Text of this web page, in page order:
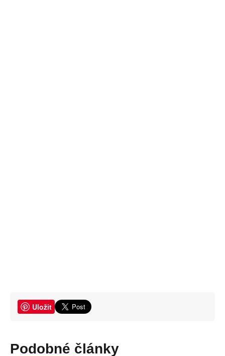
Uložit
Podobné články